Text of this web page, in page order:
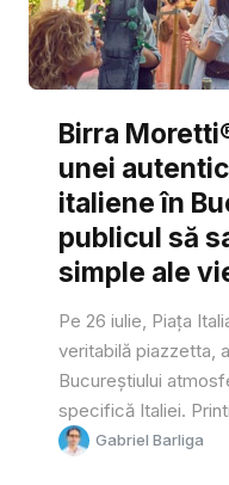
Birra
unei
italiene în
publicul să
simple ale
Pe 26 iulie, Piața
veritabilă piazzetta,
Bucureștiului
specifică Italiei.
Gabriel Barliga